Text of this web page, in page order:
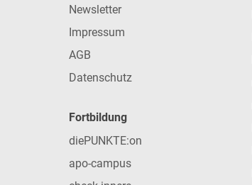
Newsletter
Impressum
AGB
Datenschutz
Fortbildung
diePUNKTE:on
apo-campus